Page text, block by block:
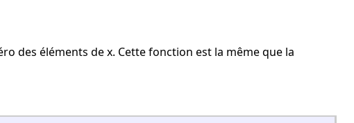
des éléments de x. Cette fonction est la même que la